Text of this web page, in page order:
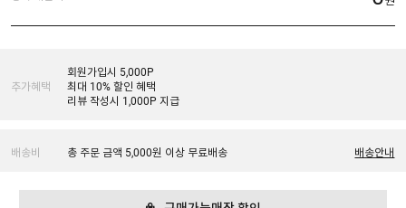
추가혜택
회원가입시 5,000P
최대 10% 할인 혜택
리뷰 작성시 1,000P 지급
배송비 총 주문 금액 5,000원 이상 무료배송 배송안내